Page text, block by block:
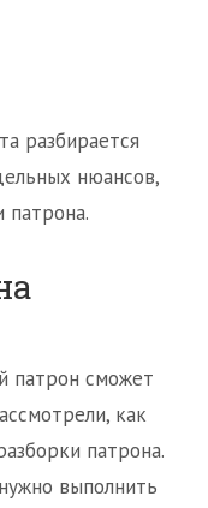
разбирается
нюансов,
патрона.
патрон сможет
как
патрона.
выполнить